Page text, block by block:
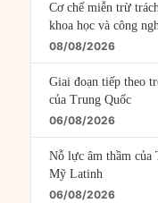
Cơ chế miễn trừ
khoa học và công
08/08/2026
Giai đoạn tiếp theo
của Trung Quốc
06/08/2026
Nỗ lực âm thầm của
Mỹ Latinh
06/08/2026